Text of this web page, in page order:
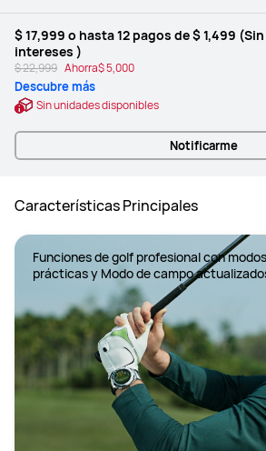
$ 17,999 o hasta 12 pagos de$ 1,499 (Sin
intereses )
$ 22,999 Ahorra$ 5,000
Descubre más
Sin unidades disponibles
Notificarme
Características Principales
Funciones de golf profesional con
prácticas y Modo de campo